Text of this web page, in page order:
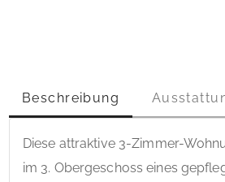
Beschreibung
Diese attraktive 3-Zimmer-
im 3. Obergeschoss eines